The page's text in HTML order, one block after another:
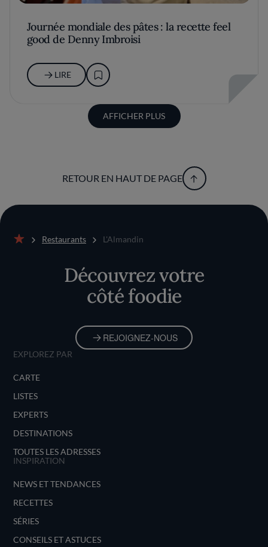
Journée mondiale des pâtes : la recette feel
good de Denny Imbroisi
LIRE
AFFICHER PLUS
RETOUR EN HAUT DE PAGE
Restaurants L'Almandin
Découvrez votre
côté foodie
REJOIGNEZ-NOUS
EXPLOREZ PAR
CARTE
LISTES
EXPERTS
DESTINATIONS
TOUTES LES ADRESSES
INSPIRATION
NEWS ET TENDANCES
RECETTES
SÉRIES
CONSEILS ET ASTUCES